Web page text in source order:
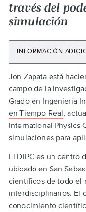
través del
simulación
INFORMACIÓN
Back
top
Jon Zapata está
campo de la
Grado en Ingeniería
en Tiempo Real,
International Physics
simulaciones para
El DIPC es un centro
ubicado en San
científicos de todo el
interdisciplinarios. El
conocimiento